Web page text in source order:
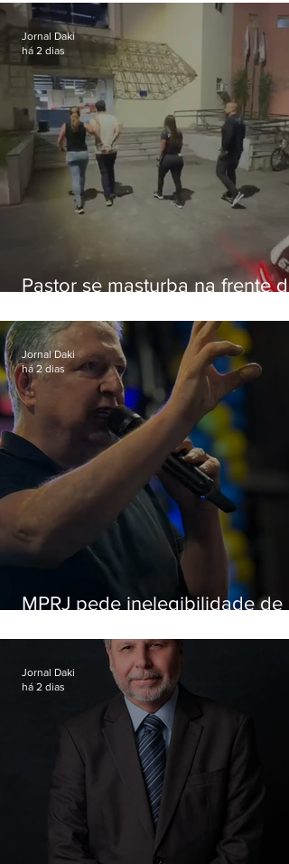
Botafogo
Pastor se masturba na frente de
Jornal Daki
há 2 dias
MPRJ pede inelegibilidade de
Jornal Daki
há 2 dias
Jornal Daki
há 2 dias